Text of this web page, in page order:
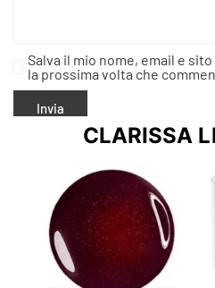
Salva il mio nome, email e
la prossima volta che
CLARISSA